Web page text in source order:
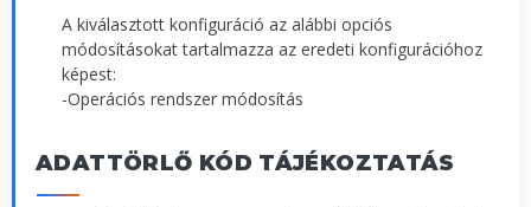
A kiválasztott konfiguráció az alábbi opciós
módosításokat tartalmazza az eredeti konfigurációhoz
képest:
-Operációs rendszer módosítás
ADATTÖRLŐ KÓD TÁJÉKOZTATÁS